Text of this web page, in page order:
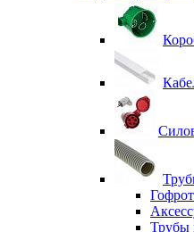
Трубы